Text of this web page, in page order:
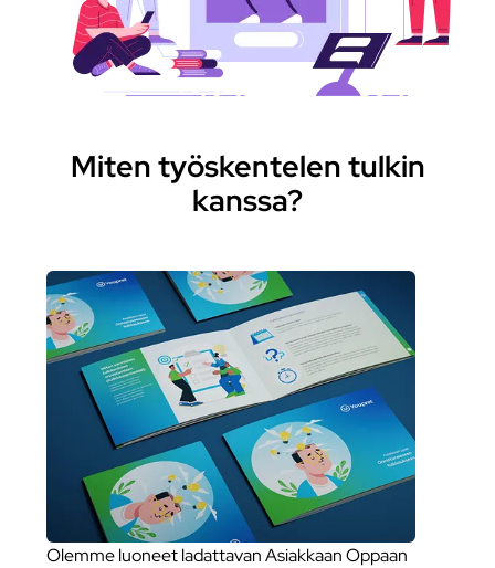
Miten työskentelen tulkin
kanssa?
Olemme luoneet ladattavan Asiakkaan Oppaan